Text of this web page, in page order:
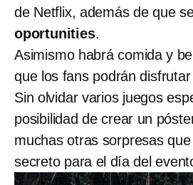
de Netflix, además de que
oportunities.
Asimismo habrá comida y
que los fans podrán
Sin olvidar varios juegos
posibilidad de crear un
muchas otras sorpresas
secreto para el día del